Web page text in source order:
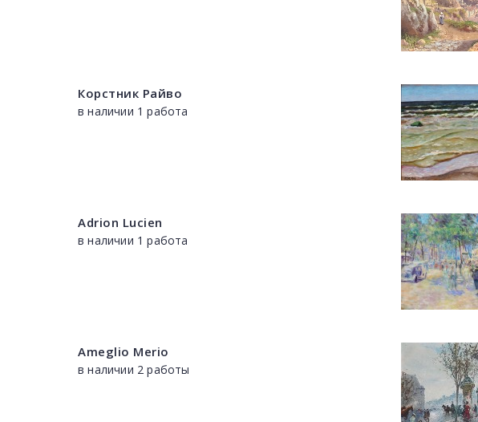
Корстник Райво
в наличии 1 работа
Adrion Lucien
в наличии 1 работа
Ameglio Merio
в наличии 2 работы